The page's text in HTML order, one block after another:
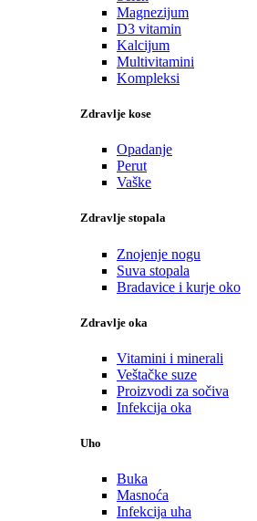
Magnezijum
D3 vitamin
Kalcijum
Multivitamini
Kompleksi
Zdravlje kose
Opadanje
Perut
Vaške
Zdravlje stopala
Znojenje nogu
Suva stopala
Bradavice i kurje oko
Zdravlje oka
Vitamini i minerali
Veštačke suze
Proizvodi za sočiva
Infekcija oka
Uho
Buka
Masnoća
Infekcija uha